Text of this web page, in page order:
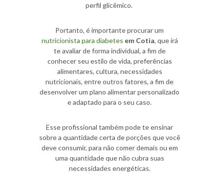
perfil glicêmico.
Portanto, é importante procurar um
nutricionista para diabetes em Cotia, que irá
te avaliar de forma individual, a fim de
conhecer seu estilo de vida, preferências
alimentares, cultura, necessidades
nutricionais, entre outros fatores, a fim de
desenvolver um plano alimentar personalizado
e adaptado para o seu caso.
Esse profissional também pode te ensinar
sobre a quantidade certa de porções que você
deve consumir, para não comer demais ou em
uma quantidade que não cubra suas
necessidades energéticas.